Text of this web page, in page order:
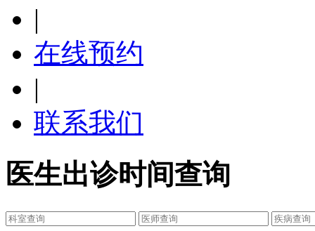
|
在线预约
|
联系我们
医生出诊时间查询